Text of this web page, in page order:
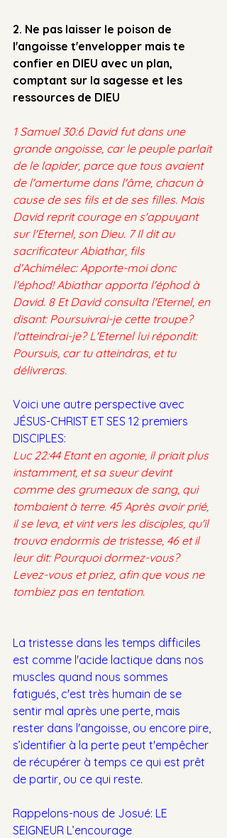
2. Ne pas laisser le poison de
l'angoisse t'envelopper mais te
confier en DIEU avec un plan,
comptant sur la sagesse et les
ressources de DIEU
1 Samuel 30:6 David fut dans une
grande angoisse, car le peuple parlait
de le lapider, parce que tous avaient
de l'amertume dans l'âme, chacun à
cause de ses fils et de ses filles. Mais
David reprit courage en s'appuyant
sur l'Eternel, son Dieu. 7 Il dit au
sacrificateur Abiathar, fils
d'Achimélec: Apporte-moi donc
l'éphod! Abiathar apporta l'éphod à
David. 8 Et David consulta l'Eternel, en
disant: Poursuivrai-je cette troupe?
l'atteindrai-je? L'Eternel lui répondit:
Poursuis, car tu atteindras, et tu
délivreras.
Voici une autre perspective avec
JÉSUS-CHRIST ET SES 12 premiers
DISCIPLES:
Luc 22:44 Etant en agonie, il priait plus
instamment, et sa sueur devint
comme des grumeaux de sang, qui
tombaient à terre. 45 Après avoir prié,
il se leva, et vint vers les disciples, qu'il
trouva endormis de tristesse, 46 et il
leur dit: Pourquoi dormez-vous?
Levez-vous et priez, afin que vous ne
tombiez pas en tentation.
La tristesse dans les temps difficiles
est comme l'acide lactique dans nos
muscles quand nous sommes
fatigués, c'est très humain de se
sentir mal après une perte, mais
rester dans l'angoisse, ou encore pire,
s’identifier à la perte peut t'empêcher
de récupérer à temps ce qui est prêt
de partir, ou ce qui reste.
Rappelons-nous de Josué: LE
SEIGNEUR L’encourage